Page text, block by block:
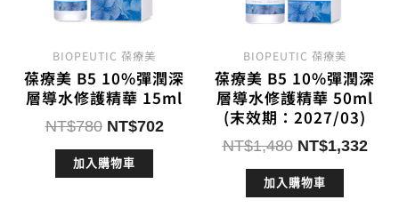
BIOPEUTIC 葆療美
葆療美 B5 10%彈潤深
層導水修護精華 15ml
NT$780 原
始
價
NT$702目
加入購物車
BIOPEUTIC 葆療美
葆療美 B5 10%彈潤深
層導水修護精華 50ml
(末效期：2027/03)
NT$1,480 原
始
價
NT$1,332目
加入購物車